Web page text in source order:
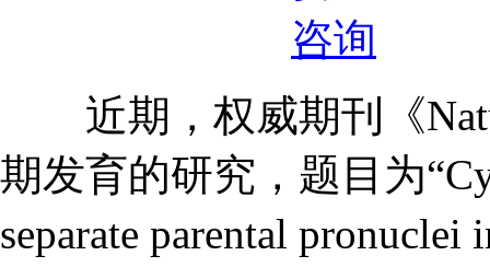
近期，权威期刊《
期发育的研究，题目为
separate parental